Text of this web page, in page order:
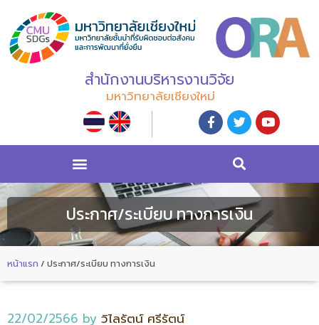
สำนักงานบริหารงานวิจัย
มหาวิทยาลัยเชียงใหม่
ประกาศ/ระเบียบ ทางการเงิน
หน้าแรก / ประกาศ/ระเบียบ ทางการเงิน
22/02/2566 by วิไลรัตน์ ศรีรัตน์